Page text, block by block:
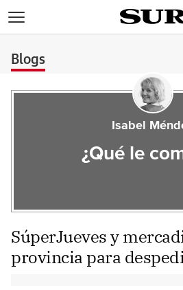
Blogs
Isabel
¿Qué le
SúperJueves y
provincia para